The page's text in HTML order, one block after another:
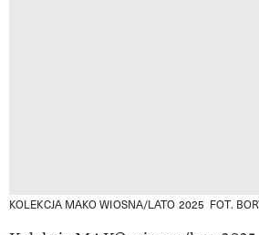
KOLEKCJA MAKO WIOSNA/LATO 2025 FOT.